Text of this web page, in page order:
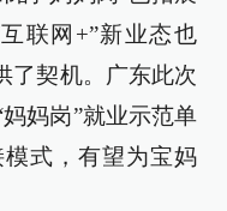
联网+”新业态也
了契机。广东此次
妈岗”就业示范单
式，有望为宝妈